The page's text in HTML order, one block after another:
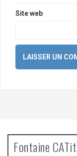
Site web
Fontaine